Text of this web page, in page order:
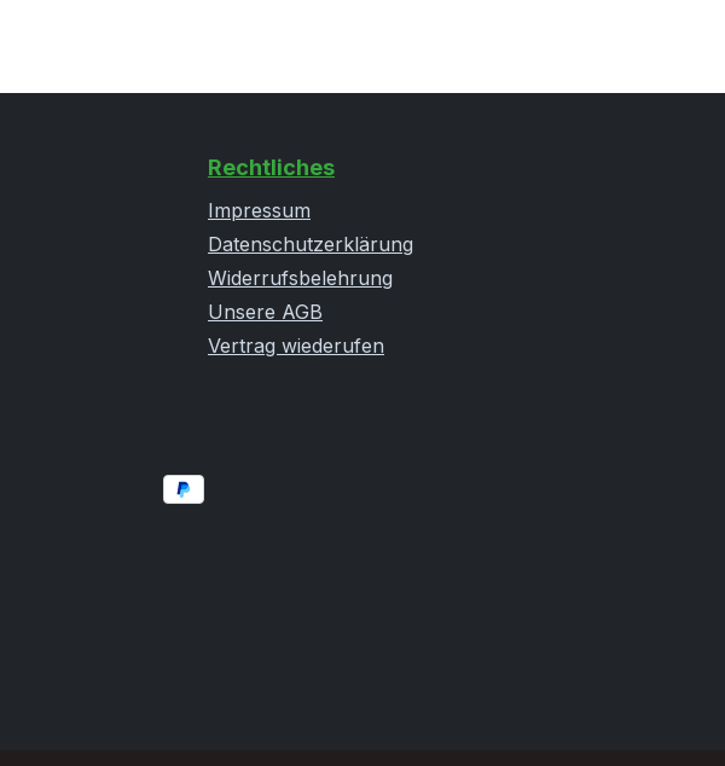
Rechtliches
Impressum
Datenschutzerklärung
Widerrufsbelehrung
Unsere AGB
Vertrag wiederufen